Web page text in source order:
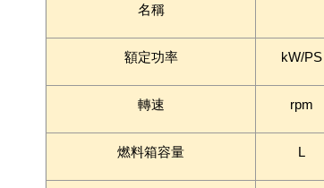
名稱
額定功率 kW/PS
轉速 rpm
燃料箱容量 L